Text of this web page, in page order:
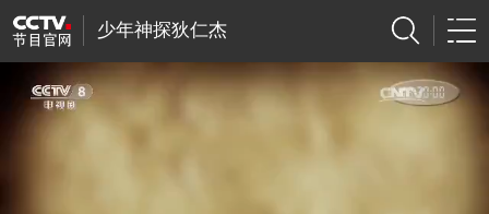
少年神探狄仁杰